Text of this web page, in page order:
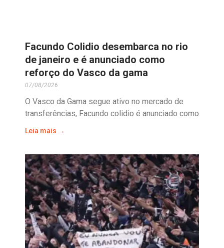
Facundo Colidio desembarca no rio
de janeiro e é anunciado como
reforço do Vasco da gama
07/08/2026
O Vasco da Gama segue ativo no mercado de
transferências, Facundo colidio é anunciado como
Leia mais →